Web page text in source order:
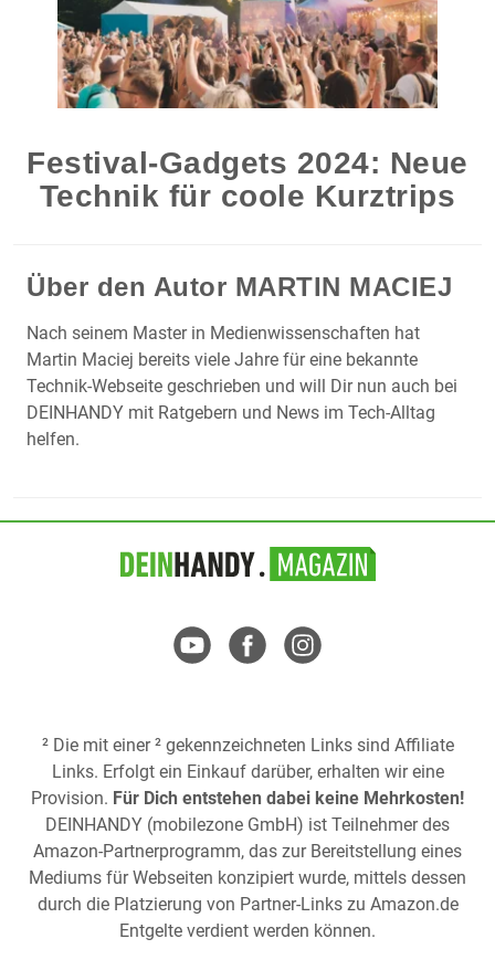
Festival-Gadgets 2024: Neue
Technik für coole Kurztrips
Über den Autor MARTIN MACIEJ
Nach seinem Master in Medienwissenschaften hat
Martin Maciej bereits viele Jahre für eine bekannte
Technik-Webseite geschrieben und will Dir nun auch bei
DEINHANDY mit Ratgebern und News im Tech-Alltag
helfen.
² Die mit einer ² gekennzeichneten Links sind Affiliate
Links. Erfolgt ein Einkauf darüber, erhalten wir eine
Provision. Für Dich entstehen dabei keine Mehrkosten!
DEINHANDY (mobilezone GmbH) ist Teilnehmer des
Amazon-Partnerprogramm, das zur Bereitstellung eines
Mediums für Webseiten konzipiert wurde, mittels dessen
durch die Platzierung von Partner-Links zu Amazon.de
Entgelte verdient werden können.